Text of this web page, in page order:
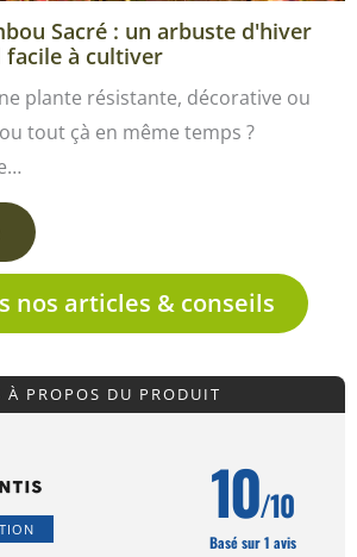
Sacré : un arbuste d'hiver
à cultiver
plante résistante, décorative ou
tout çà en même temps ?
nos articles & conseils
À PROPOS DU PRODUIT
10/10
Basé sur 1 avis